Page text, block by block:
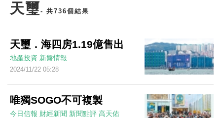
天璽 - 共736個結果
天璽．海四房1.19億售出
地產投資 新盤情報
2024/11/22 05:28
唯獨SOGO不可複製
今日信報 財經新聞 新聞點評 高天佑